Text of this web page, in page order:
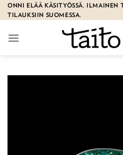
Skip
to
ONNI ELÄÄ KÄSITYÖSSÄ. ILMAINEN
TILAUKSIIN SUOMESSA.